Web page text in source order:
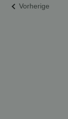
Vorherige